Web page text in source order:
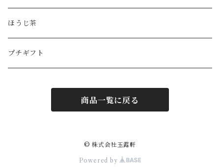
ほうじ茶
プチギフト
商品一覧に戻る
© 株式会社玉露軒
Powered by